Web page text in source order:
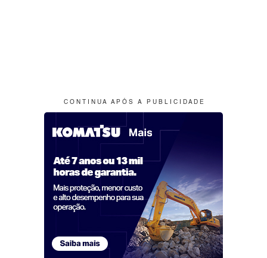
C O N T I N U A A P Ó S A P U B L I C I D A D E